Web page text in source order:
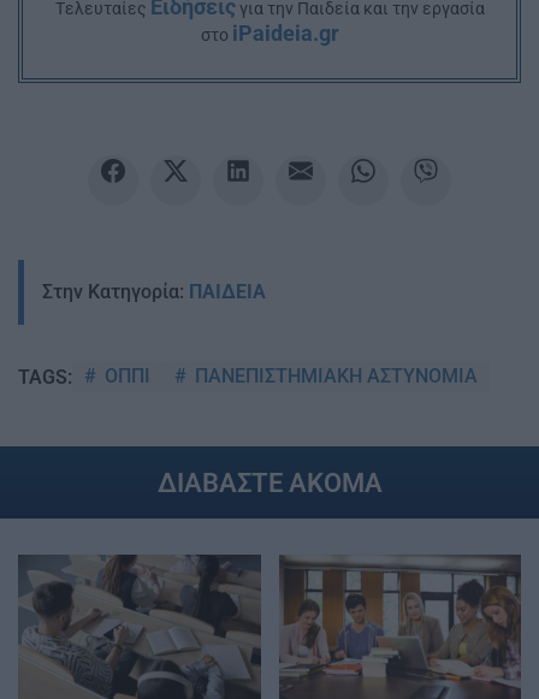
Tελευταίες Ειδήσειςγια την Παιδεία και την εργασία
στο iPaideia.gr
Στην Κατηγορία: ΠΑΙΔΕΙΑ
TAGS: ΟΠΠΙ ΠΑΝΕΠΙΣΤΗΜΙΑΚΗ ΑΣΤΥΝΟΜΙΑ
ΔΙΑΒΑΣΤΕ ΑΚΟΜΑ